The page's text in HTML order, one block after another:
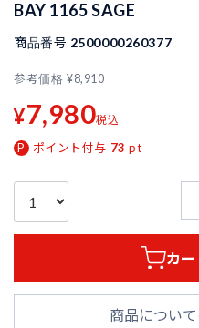
BAY 1165 SAGE
商品番号 2500000260377
参考価格 ¥8,910
¥7,980税込
ポイント付与 73 pt
カー
商品につい